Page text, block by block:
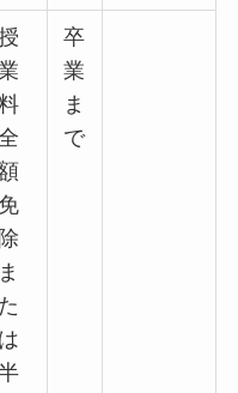
免
除
ま
た
は
卒
業
ま
で